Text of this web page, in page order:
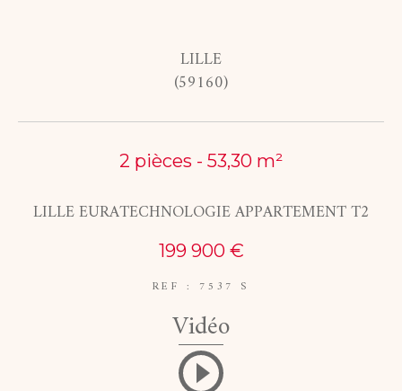
LILLE
(59160)
2 pièces - 53,30 m²
LILLE EURATECHNOLOGIE APPARTEMENT T2
199 900 €
REF : 7537 S
Vidéo
RECHERCHER